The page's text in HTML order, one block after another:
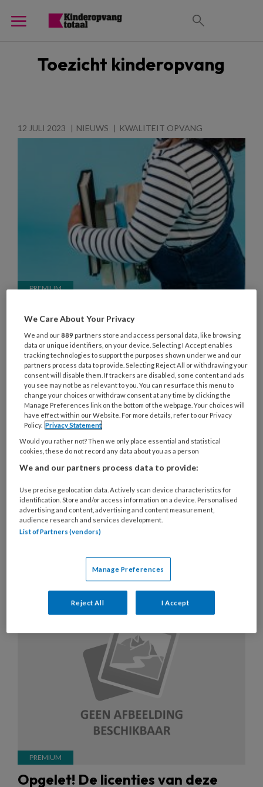
Toezicht kinderopvang
12 JULI 2023 NIEUWS KWALITEIT OPVANG
zorgbehoefte bij kinderen,
kwaliteit stabiel ondanks
werkdruk
'Een knappe prestatie dat de kinderopvangsector
in moeilijke omstandigheden de kwaliteit hoog
weet te houden', prijst demissionair minister
Karien van Gennip de sector in de Rapportage
Landelijke Kwaliteitsmonitor Kinderopvang 2021-
2022 die deze week verscheen. De minister geeft
niet representatief zijn: nog geen twintig procent
wilde deelnemen aan het onderzoek.
NIEUWS VVE
Opgelet! De licenties van deze
We Care About Your Privacy
We and our889 partners store and access personal data, like browsing
data or unique identifiers, on your device. Selecting I Accept enables
tracking technologies to support the purposes shown under we and our
partners process data to provide. Selecting Reject All or withdrawing your
consent will disable them. If trackers are disabled, some content and ads
you see may not be as relevant to you. You can resurface this menu to
change your choices or withdraw consent at any time by clicking the
Manage Preferences link on the bottom of the webpage. Your choices will
have effect within our Website. For more details, refer to our Privacy
Policy. Privacy Statement
Would you rather not? Then we only place essential and statistical
cookies, these do not record any data about you as a person
We and our partners process data to provide:
Use precise geolocation data. Actively scan device characteristics for
identification. Store and/or access information on a device. Personalised
advertising and content, advertising and content measurement,
audience research and services development.
List of Partners (vendors)
Manage Preferences
Reject All I Accept